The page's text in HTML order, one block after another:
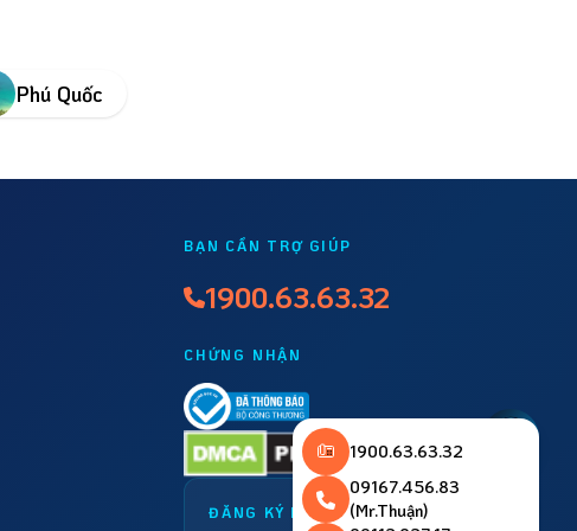
1900.63.63.32
09167.456.83
(Mr.Thuận)
Phú Quốc
BẠN CẦN TRỢ GIÚP
1900.63.63.32
CHỨNG NHẬN
ĐĂNG KÝ NHẬN TIN